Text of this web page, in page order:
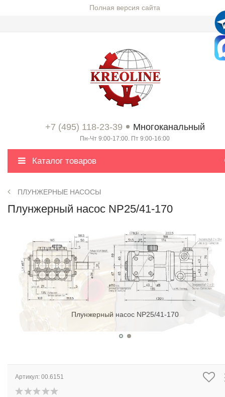
Полная версия сайта
+7 (495) 118-23-39 Многоканальный
Пн-Чт 9:00-17:00. Пт 9:00-16:00
Каталог товаров
ПЛУНЖЕРНЫЕ НАСОСЫ
Плунжерный насос NP25/41-170
Плунжерный насос NP25/41-170
Артикул: 00.6151